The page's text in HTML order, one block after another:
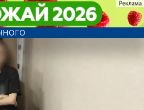
задержали
закладчиков из
задержали
закладчиков из
новости
и курсы
Пензе